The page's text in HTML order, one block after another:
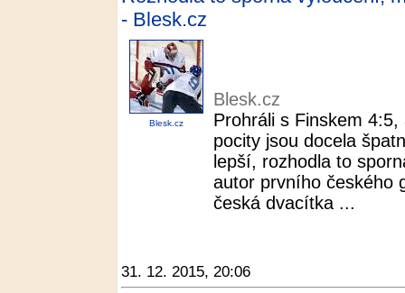
- Blesk.cz
Blesk.cz
Blesk.cz
Prohráli s Finskem
pocity jsou docela
lepší, rozhodla to
autor prvního českého
česká dvacítka ...
31. 12. 2015, 20:06